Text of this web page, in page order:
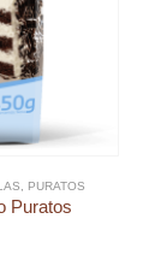
PURATOS
Puratos